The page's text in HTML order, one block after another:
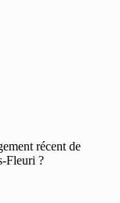
récent de
Fleuri ?